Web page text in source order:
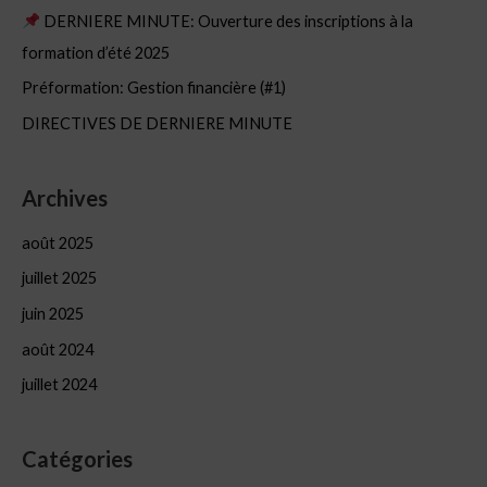
DERNIERE MINUTE: Ouverture des inscriptions à la
formation d’été 2025
Préformation: Gestion financière (#1)
DIRECTIVES DE DERNIERE MINUTE
Archives
août 2025
juillet 2025
juin 2025
août 2024
juillet 2024
Catégories